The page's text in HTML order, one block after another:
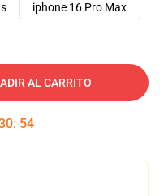
iphone 16 Pro Max
AL CARRITO
: 54